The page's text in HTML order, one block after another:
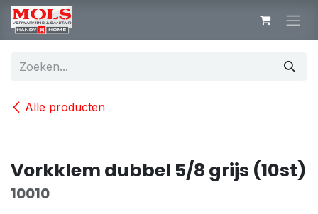
Overslaan naar inhoud
Alle producten
Vorkklem dubbel 5/8 grijs (10st)
10010